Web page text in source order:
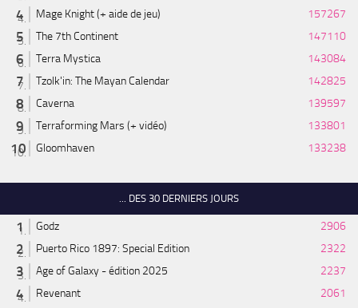
Mage Knight (+ aide de jeu)
157267
The 7th Continent
147110
Terra Mystica
143084
Tzolk'in: The Mayan Calendar
142825
Caverna
139597
Terraforming Mars (+ vidéo)
133801
Gloomhaven
133238
... DES 30 DERNIERS JOURS
Godz
2906
Puerto Rico 1897: Special Edition
2322
Age of Galaxy - édition 2025
2237
Revenant
2061